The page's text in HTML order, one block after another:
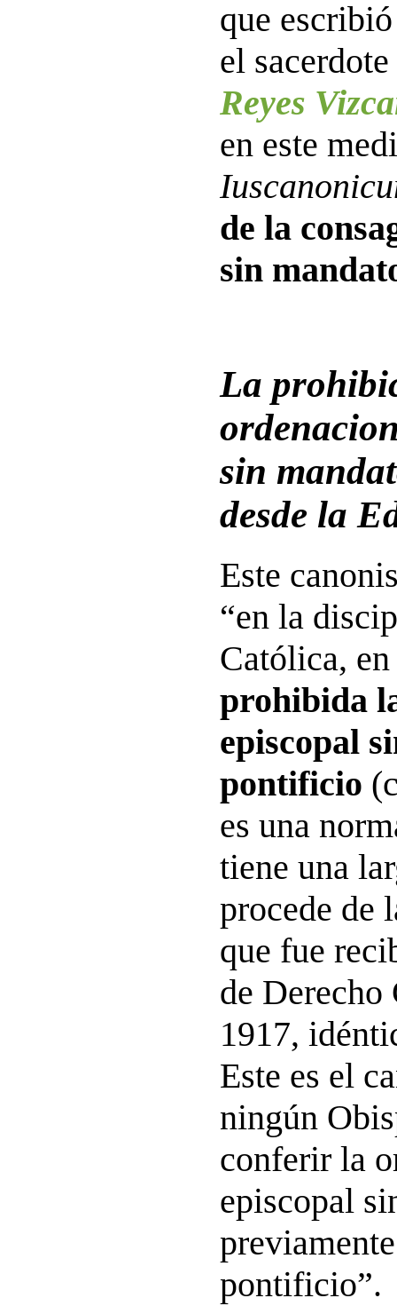
que
el sacerdote
Reyes
en este
de la
sin
La
sin
desde la
Este
“en la
Católica,
prohibida
episcopal
pontificio
es una
tiene una
procede de
que fue
de Derecho
1917,
Este es el
ningún
conferir la
episcopal
pontificio”.